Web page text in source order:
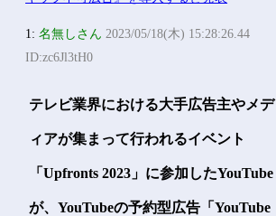
1:名無しさん 2023/05/18(木) 15:28:26.44
ID:zc6Jl3tH0
テレビ業界における大手広告主やメデ
ィアが集まって行われるイベント
「Upfronts 2023」に参加したYouTube
が、YouTubeの予約型広告「YouTube